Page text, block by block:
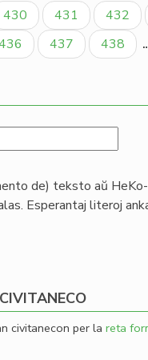
Paĝo
430 Paĝo
431 Paĝo
432
Paĝo
437 Paĝo
438
de) teksto aŭ
Esperantaj literoj
civitanecon per la reta